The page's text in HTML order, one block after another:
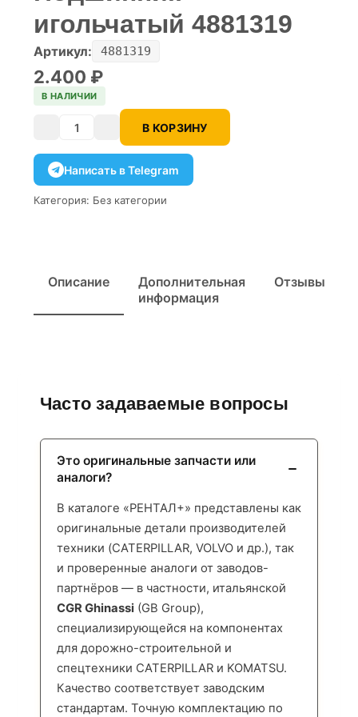
игольчатый 4881319
Артикул: 4881319
2.400 ₽
В НАЛИЧИИ
Количество В КОРЗИНУ
Написать в Telegram
Категория: Без категории
Описание
Дополнительная
информация
Отзывы
Часто задаваемые вопросы
Это оригинальные запчасти или
аналоги?
В каталоге «РЕНТАЛ+» представлены как
оригинальные детали производителей
техники (CATERPILLAR, VOLVO и др.), так
и проверенные аналоги от заводов-
партнёров — в частности, итальянской
CGR Ghinassi (GB Group),
специализирующейся на компонентах
для дорожно-строительной и
спецтехники CATERPILLAR и KOMATSU.
Качество соответствует заводским
стандартам. Точную комплектацию по